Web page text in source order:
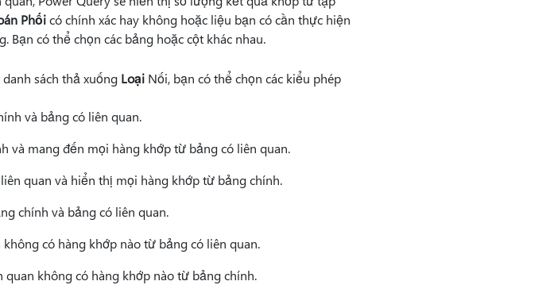
Phốicó chính xác hay không hoặc liệu bạn có cần thực hiện
có thể chọn các bảng hoặc cột khác nhau.
sách thả xuống LoạiNối, bạn có thể chọn các kiểu phép
và bảng có liên quan.
và mang đến mọi hàng khớp từ bảng có liên quan.
quan và hiển thị mọi hàng khớp từ bảng chính.
chính và bảng có liên quan.
có hàng khớp nào từ bảng có liên quan.
không có hàng khớp nào từ bảng chính.